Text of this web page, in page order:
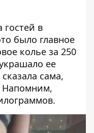
гостей в
было главное
колье за ​​250
ее
сама,
Напомним,